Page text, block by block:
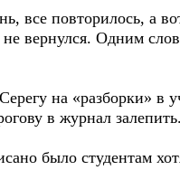
все повторилось, а
не вернулся. Одним
на «разборки» в
в журнал
было студентам